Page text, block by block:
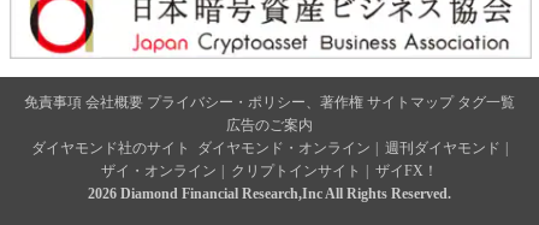
免責事項 会社概要 プライバシー・ポリシー、著作権 サイトマップ タグ一覧
広告のご案内
ダイヤモンド社のサイト
ダイヤモンド・オンライン 週刊ダイヤモンド
ザイ・オンライン
クリプトインサイト
ザイFX！
2026 Diamond Financial Research,Inc All Rights Reserved.